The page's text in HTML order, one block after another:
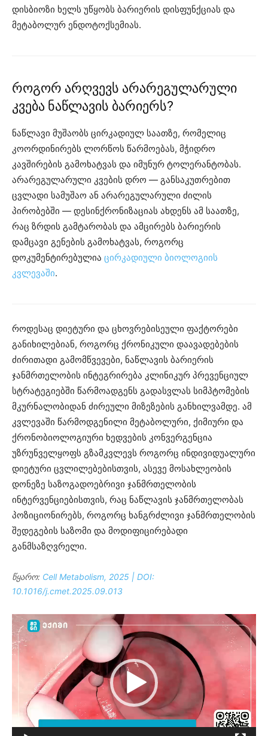
დისბიოზი ხელს უწყობს ბარიერის დისფუნქციას და
მეტაბოლურ ენდოტოქსემიას.
როგორ არღვევს არარეგულარული
კვება ნაწლავის ბარიერს?
ნაწლავი მუშაობს ცირკადიულ საათზე, რომელიც
კოორდინირებს ლორწოს წარმოებას, მჭიდრო
კავშირების გამოხატვას და იმუნურ ტოლერანტობას.
არარეგულარული კვების დრო — განსაკუთრებით
ცვლადი სამუშაო ან არარეგულარული ძილის
პირობებში — დესინქრონიზაციას ახდენს ამ საათზე,
რაც ზრდის გამტარობას და ამცირებს ბარიერის
დამცავი გენების გამოხატვას, როგორც
დოკუმენტირებულია ცირკადიული ბიოლოგიის
კვლევაში.
როდესაც დიეტური და ცხოვრებისეული ფაქტორები
განიხილებიან, როგორც ქრონიკული დაავადებების
ძირითადი გამომწვევები, ნაწლავის ბარიერის
ჯანმრთელობის ინტეგრირება კლინიკურ პრევენციულ
სტრატეგიებში წარმოადგენს გადასვლას სიმპტომების
მკურნალობიდან ძირეული მიზეზების განხილვამდე. ამ
კვლევაში წარმოდგენილი მეტაბოლური, ქიმიური და
ქრონობიოლოგიური ხედვების კონვერგენცია
უზრუნველყოფს გზამკვლევს როგორც ინდივიდუალური
დიეტური ცვლილებებისთვის, ასევე მოსახლეობის
დონეზე საზოგადოებრივი ჯანმრთელობის
ინტერვენციებისთვის, რაც ნაწლავის ჯანმრთელობას
პოზიციონირებს, როგორც ხანგრძლივი ჯანმრთელობის
შედეგების საზომი და მოდიფიცირებადი
განმსაზღვრელი.
წყარო: Cell Metabolism, 2025 | DOI:
10.1016/j.cmet.2025.09.013
ვიდეო
დამკვრელი